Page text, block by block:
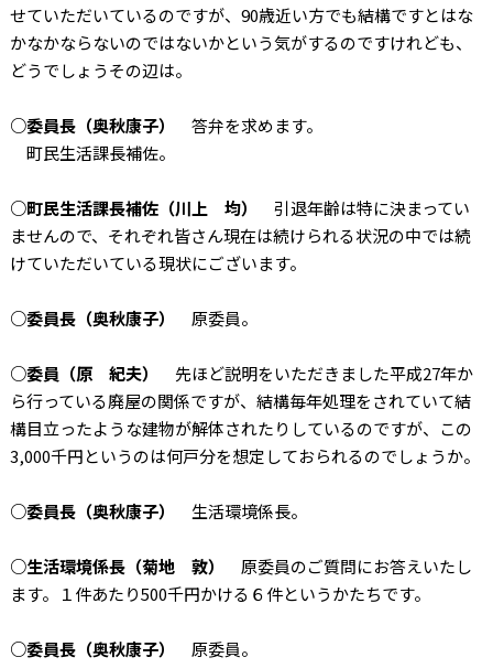
せていただいているのですが、90歳近い方でも結構ですとはな
かなかならないのではないかという気がするのですけれども、
どうでしょうその辺は。
○委員長（奥秋康子）
答弁を求めます。
町民生活課長補佐。
○町民生活課長補佐（川上 均）
引退年齢は特に決まってい
ませんので、それぞれ皆さん現在は続けられる状況の中では続
けていただいている現状にございます。
○委員長（奥秋康子） 原委員。
○委員（原 紀夫）
先ほど説明をいただきました平成27年か
ら行っている廃屋の関係ですが、結構毎年処理をされていて結
構目立ったような建物が解体されたりしているのですが、この
3,000千円というのは何戸分を想定しておられるのでしょうか。
○委員長（奥秋康子） 生活環境係長。
○生活環境係長（菊地 敦）
原委員のご質問にお答えいたし
ます。１件あたり500千円かける６件というかたちです。
○委員長（奥秋康子） 原委員。